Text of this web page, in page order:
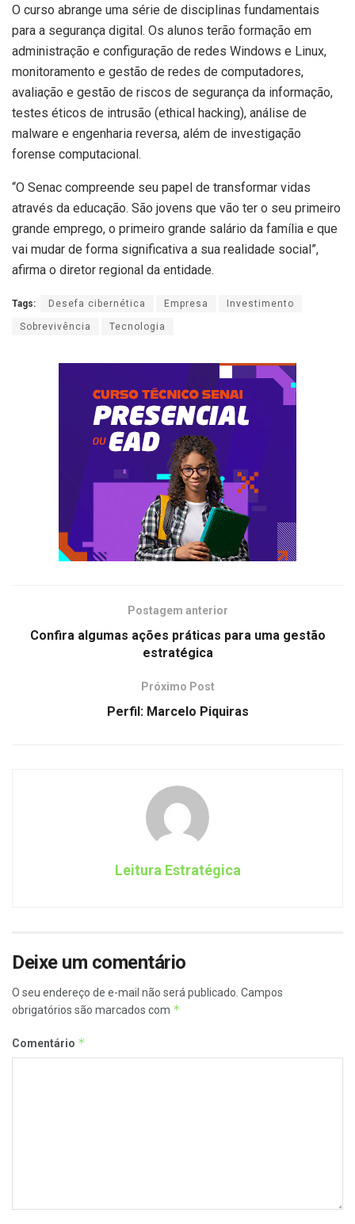
O curso abrange uma série de disciplinas fundamentais
para a segurança digital. Os alunos terão formação em
administração e configuração de redes Windows e Linux,
monitoramento e gestão de redes de computadores,
avaliação e gestão de riscos de segurança da informação,
testes éticos de intrusão (ethical hacking), análise de
malware e engenharia reversa, além de investigação
forense computacional.
“O Senac compreende seu papel de transformar vidas
através da educação. São jovens que vão ter o seu primeiro
grande emprego, o primeiro grande salário da família e que
vai mudar de forma significativa a sua realidade social”,
afirma o diretor regional da entidade.
Tags: Desefa cibernética Empresa Investimento
Sobrevivência Tecnologia
Postagem anterior
Confira algumas ações práticas para uma gestão
estratégica
Próximo Post
Perfil: Marcelo Piquiras
Leitura Estratégica
Deixe um comentário
O seu endereço de e-mail não será publicado. Campos
obrigatórios são marcados com *
Comentário *